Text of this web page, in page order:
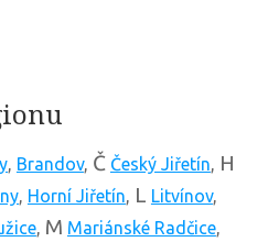
, Brandov, Č Český Jiřetín, H
, Horní Jiřetín, L Litvínov,
, M Mariánské Radčice,